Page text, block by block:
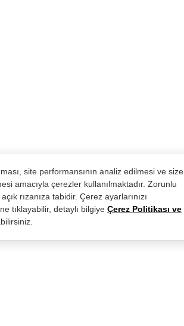
site performansının analiz edilmesi ve size
amacıyla çerezler kullanılmaktadır. Zorunlu
rızanıza tabidir. Çerez ayarlarınızı
tıklayabilir, detaylı bilgiye Çerez Politikası ve